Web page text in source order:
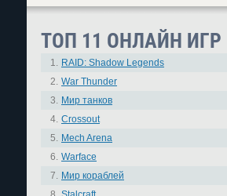
ТОП 11 ОНЛАЙН ИГР
1. RAID: Shadow Legends
2. War Thunder
3. Мир танков
4. Crossout
5. Mech Arena
6. Warface
7. Мир кораблей